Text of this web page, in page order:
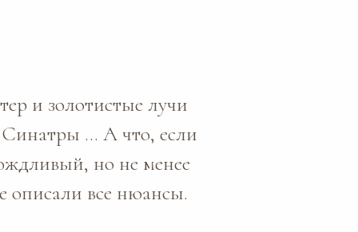
и золотистые лучи
Синатры … А что, если
но не менее
описали все нюансы.